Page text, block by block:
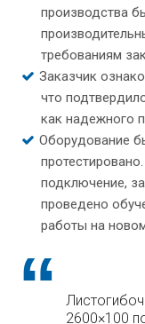
производства
требованиям
Заказчик
что
как надежного
Оборудование
подключение,
проведено
работы на
2600×100